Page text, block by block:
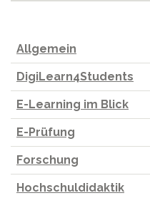
Allgemein
DigiLearn4Students
E-Learning im Blick
E-Prüfung
Forschung
Hochschuldidaktik